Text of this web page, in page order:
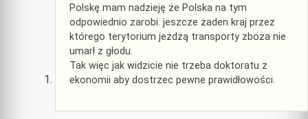
Polskę mam nadzieję że Polska na tym
odpowiednio zarobi. jeszcze żaden kraj przez
którego terytorium jeżdżą transporty zboża nie
umarł z głodu.
Tak więc jak widzicie nie trzeba doktoratu z
ekonomii aby dostrzec pewne prawidłowości.